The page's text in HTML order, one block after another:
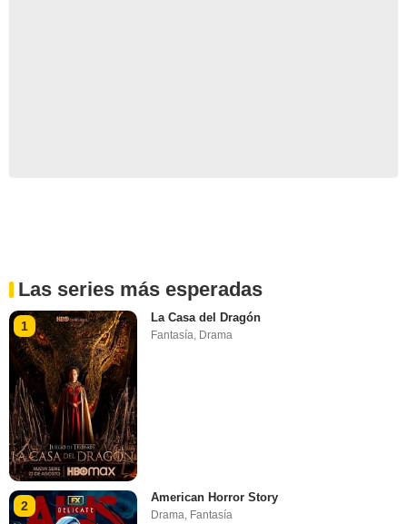
Las series más esperadas
1
La Casa del Dragón
Fantasía, Drama
2
American Horror Story
Drama, Fantasía